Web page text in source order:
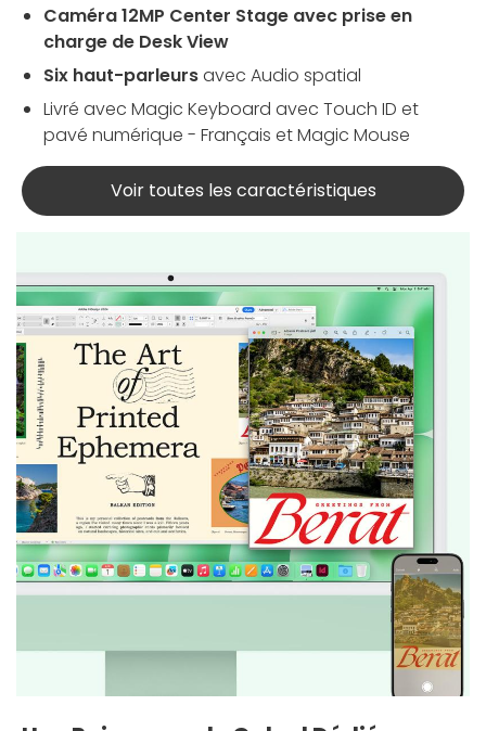
Caméra 12MP Center Stage avec prise en
charge de Desk View
Six haut-parleursavec Audio spatial
Livré avec Magic Keyboard avec Touch ID et
pavé numérique - Français et Magic Mouse
Voir toutes les caractéristiques